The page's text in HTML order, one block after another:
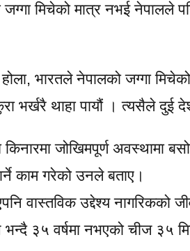
मिचेको मात्र नभई नेपालले
भारतले नेपालको जग्गा
भर्खरै थाहा पायौं । त्यसैले दुई
जोखिमपूर्ण अवस्थामा
काम गरेको उनले बताए।
वास्तविक उद्देश्य नागरिकको
भन्दै ३५ वर्षमा नभएको चीज